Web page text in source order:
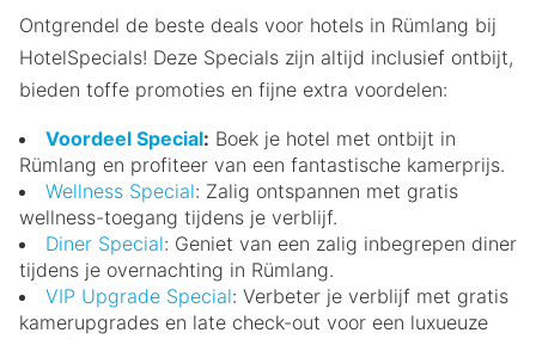
Ontgrendel de beste deals voor hotels in Rümlang bij
HotelSpecials! Deze Specials zijn altijd inclusief ontbijt,
bieden toffe promoties en fijne extra voordelen:
Voordeel Special: Boek je hotel met ontbijt in
Rümlang en profiteer van een fantastische kamerprijs.
Wellness Special: Zalig ontspannen met gratis
wellness-toegang tijdens je verblijf.
Diner Special: Geniet van een zalig inbegrepen diner
tijdens je overnachting in Rümlang.
VIP Upgrade Special: Verbeter je verblijf met gratis
kamerupgrades en late check-out voor een luxueuze